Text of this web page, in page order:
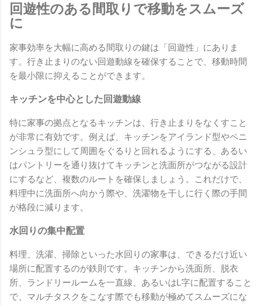
回遊性のある間取りで移動をスムーズ
に
家事効率を大幅に高める間取りの鍵は「回遊性」にありま
す。行き止まりのない回遊動線を確保することで、移動時間
を最小限に抑えることができます。
キッチンを中心とした回遊動線
特に家事の拠点となるキッチンは、行き止まりをなくすこと
が非常に有効です。例えば、キッチンをアイランド型やペニ
ンシュラ型にして周囲をぐるりと回れるようにする、あるい
はパントリーを通り抜けてキッチンと洗面所がつながる設計
にするなど、複数のルートを確保しましょう。これだけで、
料理中に洗面所へ向かう際や、洗濯物を干しに行く際の手間
が格段に減ります。
水回りの集中配置
料理、洗濯、掃除といった水回りの家事は、できるだけ近い
場所に配置するのが鉄則です。キッチンから洗面所、脱衣
所、ランドリールームを一直線、あるいはL字に配置すること
で、マルチタスクをこなす際でも移動が極めてスムーズにな